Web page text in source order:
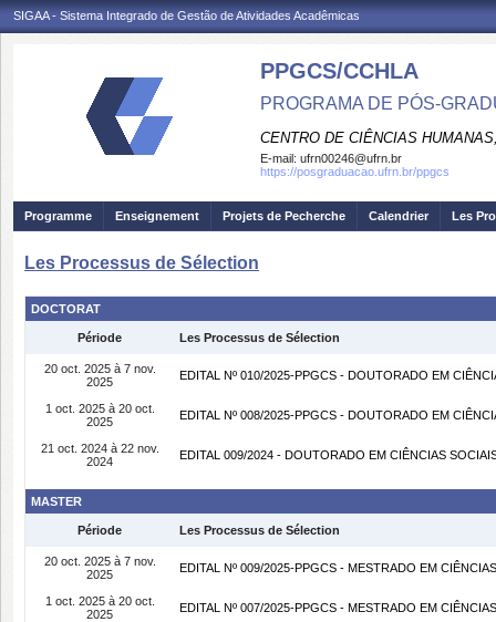
SIGAA - Sistema Integrado de Gestão de Atividades Acadêmicas
PPGCS/CCHLA
PROGRAMA DE PÓS-
CENTRO DE CIÊNCIAS
E-mail: ufrn00246@ufrn.br
https://posgraduacao.ufrn.br/ppgcs
Programme Enseignement Projets de Pecherche Calendrier Les
Les Processus de Sélection
DOCTORAT
Période Les Processus de Sélection
20 oct. 2025 à 7 nov.
2025
EDITAL Nº 010/2025-PPGCS - DOUTORADO EM
1 oct. 2025 à 20 oct.
2025
EDITAL Nº 008/2025-PPGCS - DOUTORADO EM
21 oct. 2024 à 22 nov.
2024
EDITAL 009/2024 - DOUTORADO EM CIÊNCIAS
MASTER
Période Les Processus de Sélection
20 oct. 2025 à 7 nov.
2025
EDITAL Nº 009/2025-PPGCS - MESTRADO EM
1 oct. 2025 à 20 oct.
2025
EDITAL Nº 007/2025-PPGCS - MESTRADO EM